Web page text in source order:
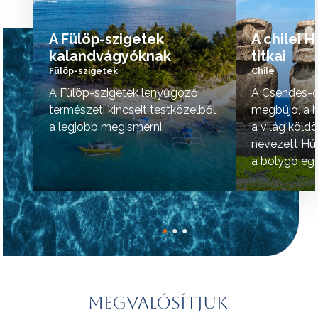
A Fülöp-szigetek
kalandvágyóknak
Fülöp-szigetek
A Fülöp-szigetek lenyűgöző
természeti kincseit testközelből
a legjobb megismerni.
A chilei
titkai
Chile
A Csendes-
megbújó, a
a világ
nevezett
a bolygó
helyének
● ● ●
Megvalósítjuk